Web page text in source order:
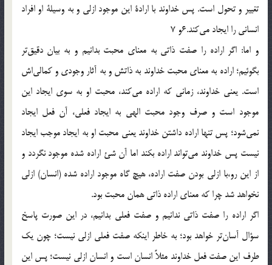
تغيير و تحول است. پس خداوند با ارادة اين موجود ازلي و به وسيلة او افراد
انسانی را ايجاد مي‌كند.6و 7
و اما: اگر اراده را صفت ذاتي به معناي محبت بدانيم و به بيان دقيق‌تر
بگوئيم؛ اراده به معناي محبت خداوند به ذاتش و به آثار وجودي و كمالي‌اش
است. يعني خداوند، زماني كه اراده مي‌كند، محبت او به سوي ايجاد اين
موجود است و صرف وجود محبت الهي به ايجاد فعلي، آن فعل ايجاد
نمي‌شود؛ پس تنها اراده داشتن خداوند يعني محبت او به ايجاد موجب ايجاد
نيست پس خداوند مي‌تواند اراده بكند اما آن شئ اراده شده موجود نگردد و
از این رو،با ازلي بودن صفت اراده، هيچ گاه موجود اراده شده (انسان) ازلي
نخواهد شد چرا كه معناي اراده ذاتي همان محبت بود.
اگر اراده را صفت ذاتي ندانيم و صفت فعلي بدانيم، در اين صورت پاسخ
سؤال آسان‌تر خواهد بود؛ به خاطر اينكه صفت فعلي ازلي نيست؛ چون يك
طرف اين صفت فعل خداوند مثلاً انسان است و انسان ازلي نيست؛ پس اين